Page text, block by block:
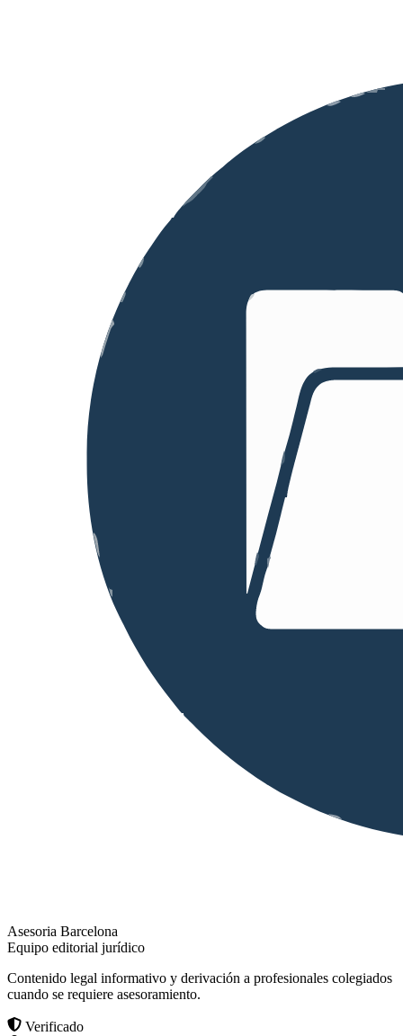
Asesoria Barcelona
Equipo editorial jurídico
Contenido legal informativo y derivación a profesionales colegiados
cuando se requiere asesoramiento.
Verificado